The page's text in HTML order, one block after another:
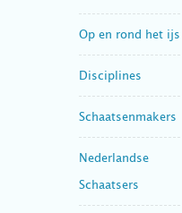
Op en rond het ijs
Disciplines
Schaatsenmakers
Nederlandse
Schaatsers